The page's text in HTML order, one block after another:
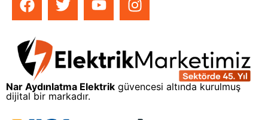
Nar Aydınlatma Elektrik güvencesi altında kurulmuş
dijital bir markadır.